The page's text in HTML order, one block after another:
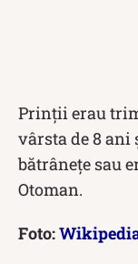
Prinții erau
vârsta de 8 ani
bătrânețe sau
Otoman.
Foto: